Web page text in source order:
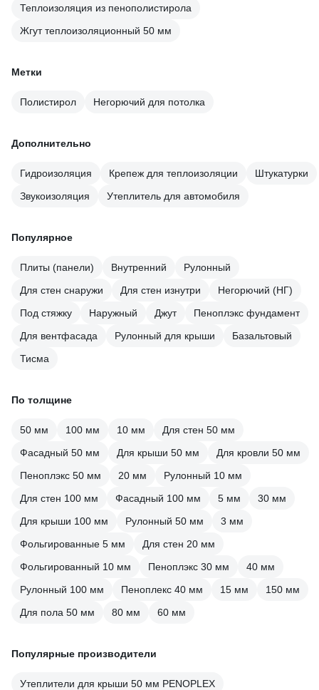
Теплоизоляция из пенополистирола
Жгут теплоизоляционный 50 мм
Метки
Полистирол Негорючий для потолка
Дополнительно
Гидроизоляция Крепеж для теплоизоляции
Штукатурки
Звукоизоляция
Утеплитель для автомобиля
Популярное
Плиты (панели) Внутренний
Рулонный
Для стен снаружи
Для стен изнутри
Негорючий (НГ)
Под стяжку
Наружный Джут
Пеноплэкс фундамент
Для вентфасада
Рулонный для крыши
Базальтовый
Тисма
По толщине
50 мм 100 мм 10 мм
Для стен 50 мм
Фасадный 50 мм
Для крыши 50 мм
Для кровли 50 мм
Пеноплэкс 50 мм
20 мм
Рулонный 10 мм
Для стен 100 мм
Фасадный 100 мм 5 мм
30 мм
Для крыши 100 мм
Рулонный 50 мм
3 мм
Фольгированные 5 мм
Для стен 20 мм
Фольгированный 10 мм
Пеноплэкс 30 мм
40 мм
Рулонный 100 мм
Пеноплекс 40 мм 15 мм
150 мм
Для пола 50 мм
80 мм 60 мм
Популярные производители
Утеплители для крыши 50 мм PENOPLEX